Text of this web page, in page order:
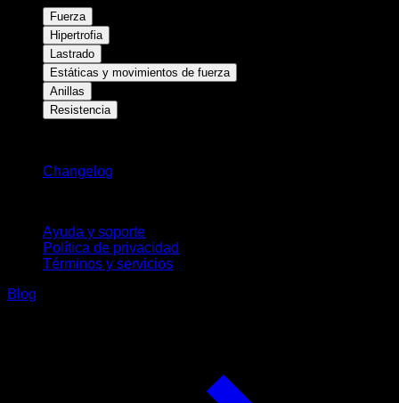
Fuerza
Hipertrofia
Lastrado
Estáticas y movimientos de fuerza
Anillas
Resistencia
Changelog
Ayuda y soporte
Política de privacidad
Términos y servicios
Blog